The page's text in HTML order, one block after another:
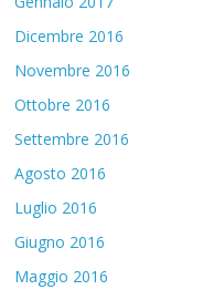
Dicembre 2016
Novembre 2016
Ottobre 2016
Settembre 2016
Agosto 2016
Luglio 2016
Giugno 2016
Maggio 2016